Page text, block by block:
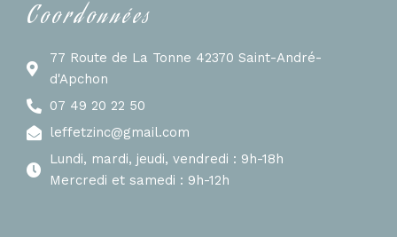
Coordonnées
77 Route de La Tonne 42370 Saint-André-
d'Apchon
07 49 20 22 50
leffetzinc@gmail.com
Lundi, mardi, jeudi, vendredi : 9h-18h
Mercredi et samedi : 9h-12h